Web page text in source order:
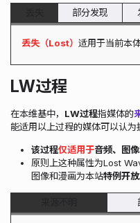
部分发现
丢失（Lost） 适用于当前本
LW过程
在本维基中， LW过程指媒体的
能适用以上过程的媒体可以认为
该过程仅适用于音频、图
原则上这种属性为Lost
图像和漫画为本站特例开放